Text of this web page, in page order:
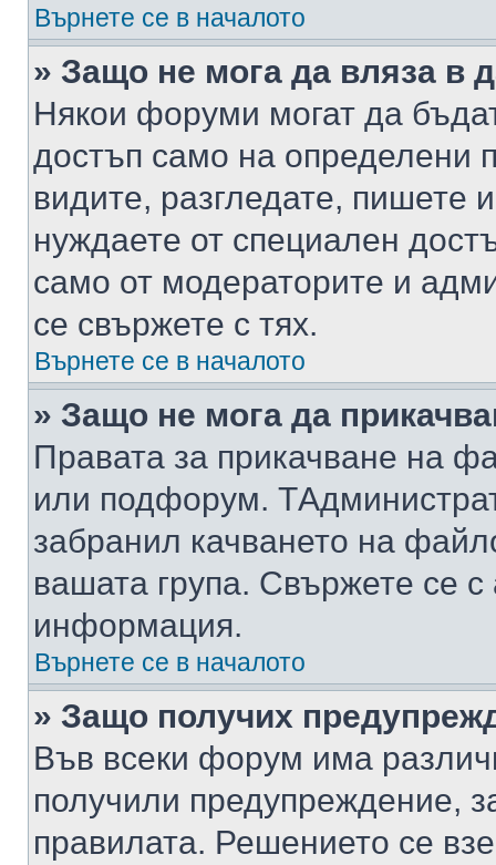
Върнете се в началото
» Защо не мога да вляза в
Някои форуми могат да
достъп само на определени
видите, разгледате, пишете
нуждаете от специален
само от модераторите и
се свържете с тях.
Върнете се в началото
» Защо не мога да
Правата за прикачване на
или подфорум.
забранил качването на
вашата група. Свържете се
информация.
Върнете се в началото
» Защо получих
Във всеки форум има
получили предупреждение,
правилата. Решението се